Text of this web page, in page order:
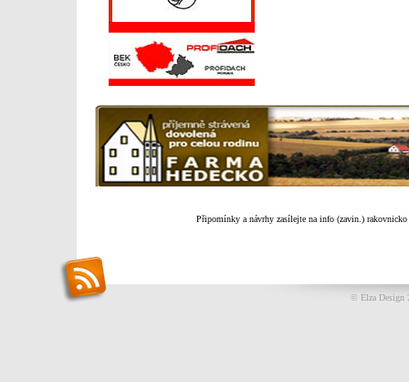
Připomínky a návrhy zasílejte na info (zavin.) rakovnicko
© Elza Design